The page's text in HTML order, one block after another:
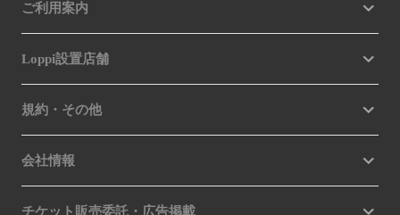
ご利用案内
Loppi設置店舗
規約・その他
会社情報
チケット販売委託・広告掲載